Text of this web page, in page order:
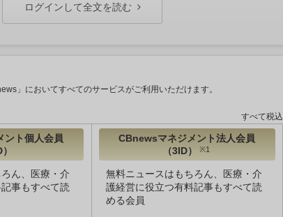
ログインして全文を読む
」においてすべてのサービスがご利用いただけます。
すべて税込
ント個人会員
ん、医療・介
事もすべて読
CBnewsマネジメント法人会員
（3ID）
※1
無料ニュースはもちろん、医療・介
護経営に役立つ有料記事もすべて読
める会員